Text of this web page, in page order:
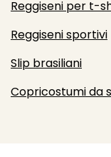
Reggiseni per t-
Reggiseni sportivi
Slip brasiliani
Copricostumi da